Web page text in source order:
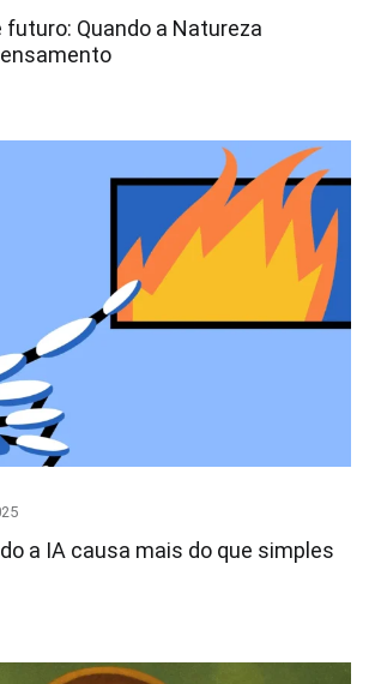
Quando a Natureza
a IA causa mais do que simples